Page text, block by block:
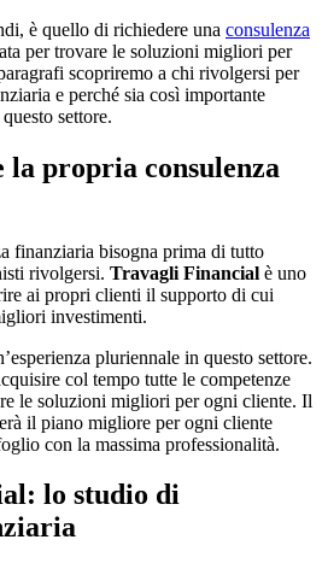
è quello di richiedere una consulenza
per trovare le soluzioni migliori per
scopriremo a chi rivolgersi per
e perché sia così importante
settore.
la propria consulenza
finanziaria bisogna prima di tutto
rivolgersi. Travagli Financial è uno
ai propri clienti il supporto di cui
investimenti.
pluriennale in questo settore.
col tempo tutte le competenze
le soluzioni migliori per ogni cliente. Il
il piano migliore per ogni cliente
con la massima professionalità.
lo studio di